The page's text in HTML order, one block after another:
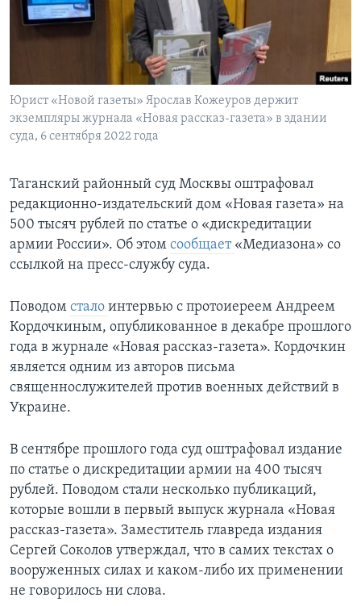
Learning English
Юрист «Новой газеты» Ярослав Кожеуров держит
экземпляры журнала «Новая рассказ-газета» в здании
суда, 6 сентября 2022 года
Таганский районный суд Москвы оштрафовал
редакционно-издательский дом «Новая газета» на
500 тысяч рублей по статье о «дискредитации
армии России». Об этом сообщает «Медиазона» со
ссылкой на пресс-службу суда.
Поводом стало интервью с протоиереем Андреем
Кордочкиным, опубликованное в декабре прошлого
года в журнале «Новая рассказ-газета». Кордочкин
является одним из авторов письма
священнослужителей против военных действий в
Украине.
В сентябре прошлого года суд оштрафовал издание
по статье о дискредитации армии на 400 тысяч
рублей. Поводом стали несколько публикаций,
которые вошли в первый выпуск журнала «Новая
рассказ-газета». Заместитель главреда издания
Сергей Соколов утверждал, что в самих текстах о
вооруженных силах и каком-либо их применении
не говорилось ни слова.